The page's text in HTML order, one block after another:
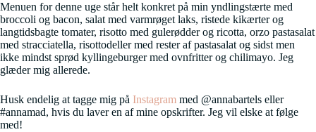
Menuen for denne uge står helt konkret på min yndlingstærte med
broccoli og bacon, salat med varmrøget laks, ristede kikærter og
langtidsbagte tomater, risotto med gulerødder og ricotta, orzo pastasalat
med stracciatella, risottodeller med rester af pastasalat og sidst men
ikke mindst sprød kyllingeburger med ovnfritter og chilimayo. Jeg
glæder mig allerede.
Husk endelig at tagge mig på Instagram med @annabartels eller
#annamad, hvis du laver en af mine opskrifter. Jeg vil elske at følge
med!